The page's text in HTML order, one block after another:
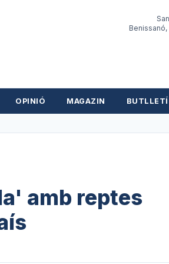
Benissanó,
OPINIÓ MAGAZIN BUTLLETÍ
amb reptes